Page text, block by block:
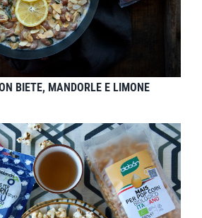
BIETE, MANDORLE E LIMONE